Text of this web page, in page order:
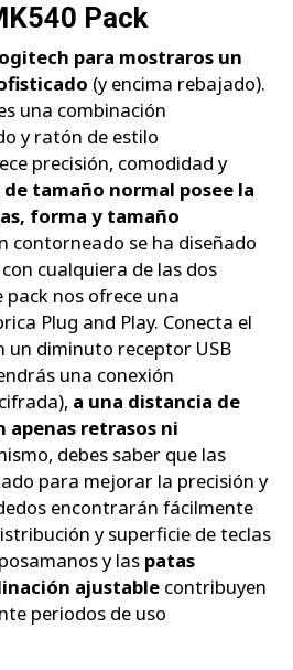
Pack
para mostraros un
(y encima rebajado).
una combinación
y ratón de estilo
precisión, comodidad y
tamaño normal posee la
forma y tamaño
contorneado se ha diseñado
cualquiera de las dos
pack nos ofrece una
Plug and Play. Conecta el
un diminuto receptor USB
una conexión
a una distancia de
apenas retrasos ni
debes saber que las
para mejorar la precisión y
encontrarán fácilmente
y superficie de teclas
y las patas
ajustable contribuyen
periodos de uso